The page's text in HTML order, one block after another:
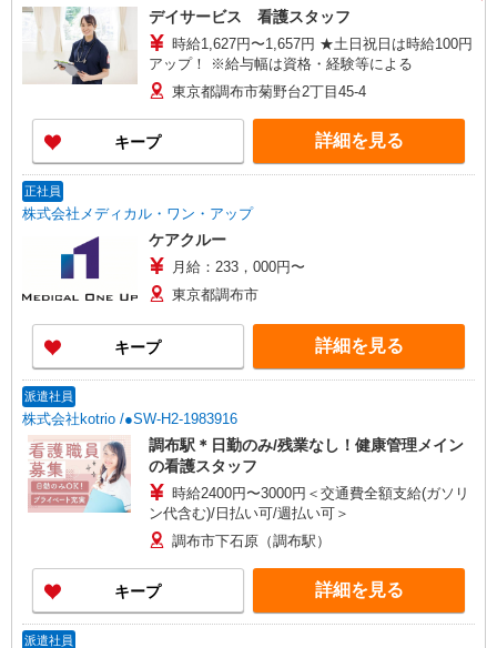
デイサービス 看護スタッフ
時給1,627円〜1,657円 ★土日祝日は時給100円
アップ！ ※給与幅は資格・経験等による
東京都調布市菊野台2丁目45-4
キープ 詳細を見る
正社員
株式会社メディカル・ワン・アップ
ケアクルー
月給：233，000円〜
東京都調布市
キープ 詳細を見る
派遣社員
株式会社kotrio /●SW-H2-1983916
調布駅＊日勤のみ/残業なし！健康管理メイン
の看護スタッフ
時給2400円〜3000円＜交通費全額支給(ガソリ
ン代含む)/日払い可/週払い可＞
調布市下石原（調布駅）
キープ 詳細を見る
派遣社員